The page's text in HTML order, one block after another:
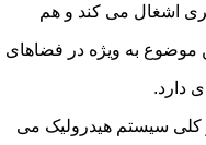
اشغال می کند و هم
به ویژه در فضاهای
دارد.
کلی سیستم هیدرولیک می